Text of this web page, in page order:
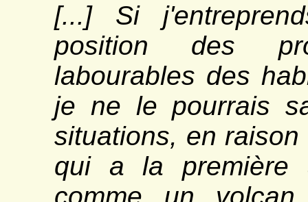
[...] Si
position des
labourables des
je ne le pourrais
situations, en
qui a la première